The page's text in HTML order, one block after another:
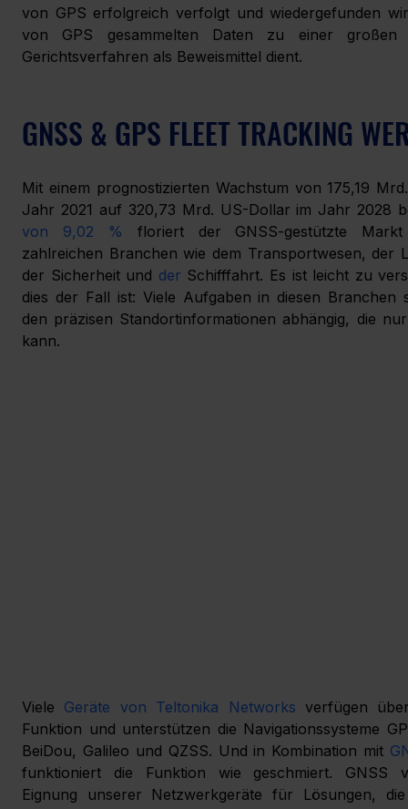
von GPS erfolgreich verfolgt und wiedergefunden
von GPS gesammelten Daten zu einer
Gerichtsverfahren als Beweismittel dient.
GNSS & GPS FLEET TRACKING
Mit einem prognostizierten Wachstum von 175,19
Jahr 2021 auf 320,73 Mrd. US-Dollar im Jahr 2028
von 9,02 % floriert der GNSS-gestützte
zahlreichen Branchen wie dem Transportwesen, der
der Sicherheit und der Schifffahrt. Es ist leicht zu
dies der Fall ist: Viele Aufgaben in diesen Branchen
den präzisen Standortinformationen abhängig, die
kann.
Viele Geräte von Teltonika Networks verfügen
Funktion und unterstützen die Navigationssysteme
BeiDou, Galileo und QZSS. Und in Kombination mit
funktioniert die Funktion wie geschmiert. GNSS
Eignung unserer Netzwerkgeräte für Lösungen,